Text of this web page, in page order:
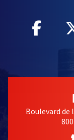
,
Boulevard de